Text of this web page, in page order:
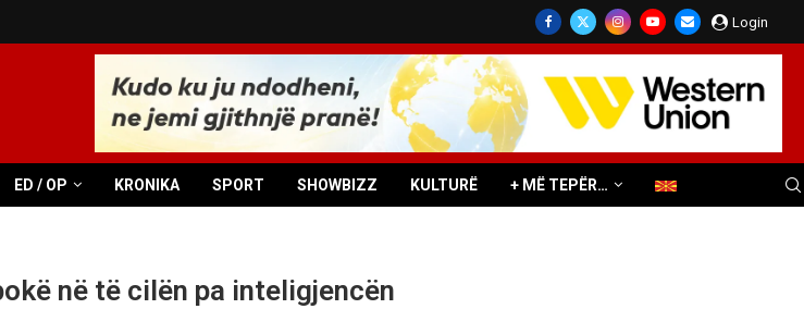
Login
ED / OP KRONIKA SPORT SHOWBIZZ KULTURË + MË TEPËR…
në të cilën pa inteligjencën